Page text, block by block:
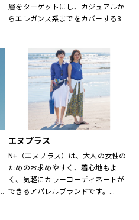
層をターゲットにし、カジュアルか
らエレガンス系までをカバーする3ブ
り小物品まで取り揃え、ファッショ
ンをトータルで提案しています。
エヌプラス
N+（エヌプラス）は、大人の女性の
ためのお求めやすく、着心地もよ
く、気軽にカラーコーディネートが
できるアパレルブランドです。